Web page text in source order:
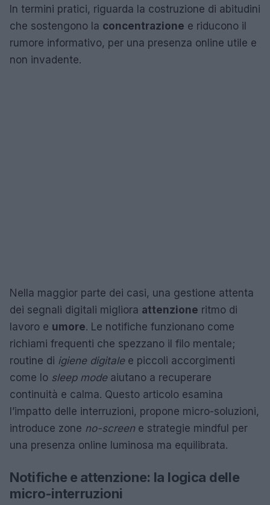
In termini pratici, riguarda la costruzione di abitudini
che sostengono la concentrazione e riducono il
rumore informativo, per una presenza online utile e
non invadente.
Nella maggior parte dei casi, una gestione attenta
dei segnali digitali migliora attenzione ritmo di
lavoro e umore. Le notifiche funzionano come
richiami frequenti che spezzano il filo mentale;
routine di igiene digitalee piccoli accorgimenti
come lo sleep modeaiutano a recuperare
continuità e calma. Questo articolo esamina
l’impatto delle interruzioni, propone micro-soluzioni,
introduce zone no-screen e strategie mindful per
una presenza online luminosa ma equilibrata.
Notifiche e attenzione: la logica delle
micro-interruzioni